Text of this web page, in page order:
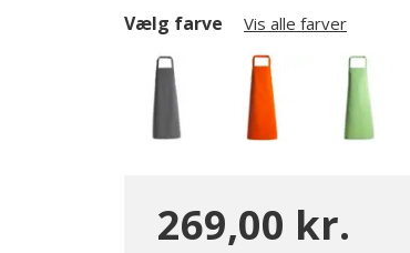
Vælg farve Vis alle farver
269,00 kr.